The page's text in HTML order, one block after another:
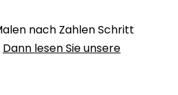
nach Zahlen Schritt
Dann lesen Sie unsere